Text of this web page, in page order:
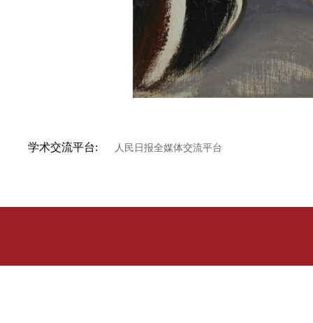
学术交流平台: 人民日报全媒体交流平台